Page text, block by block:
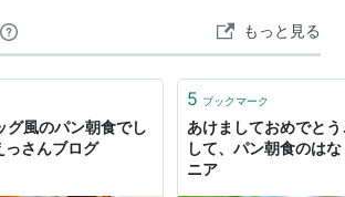
種類が豊富で、お値段は100～200バーツ
もっと見る
グ風のパン朝食でし
さんブログ
5 ブックマーク
あけましておめでと
して、パン朝食のは
ニア